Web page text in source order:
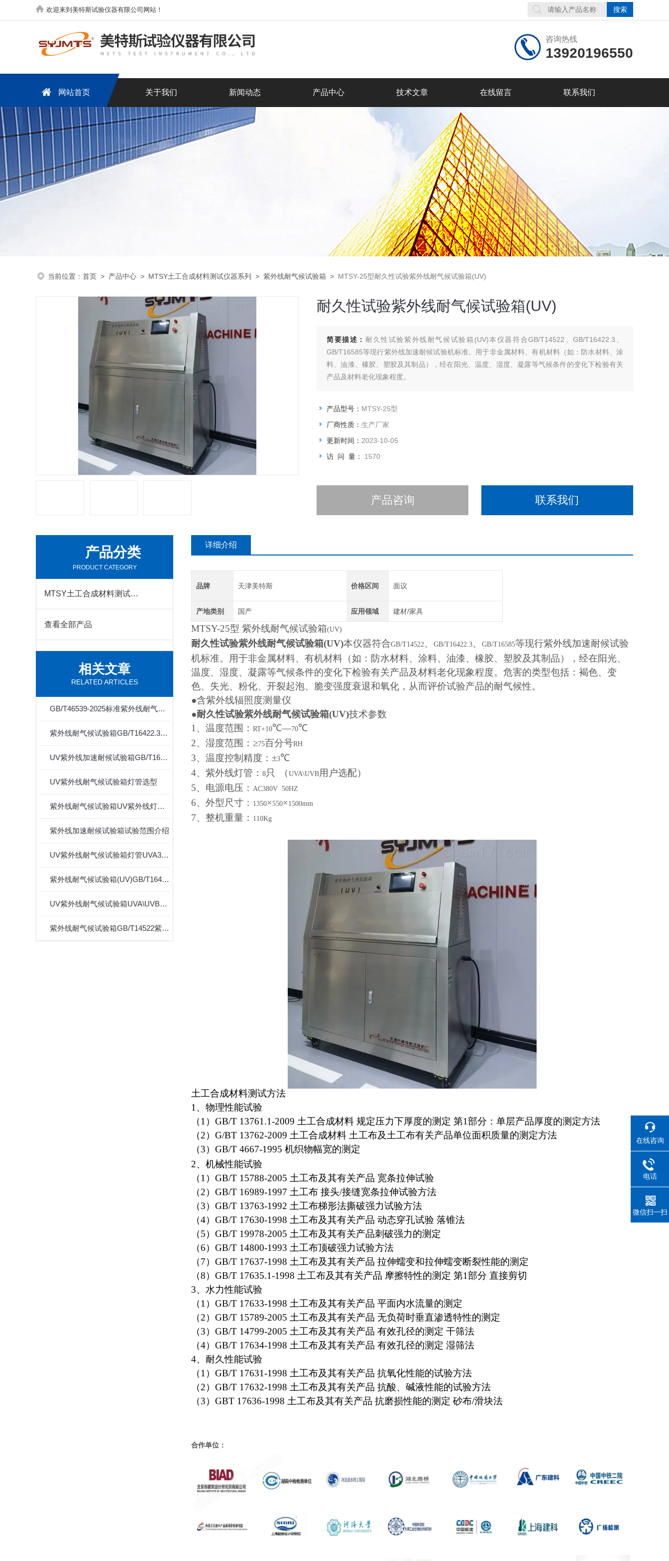
欢迎来到美特斯试验仪器有限公司网站！
咨询热线
13920196550
网站首页 关于我们 新闻动态 产品中心 技术文章 在线留言 联系我们
当前位置： 首页 > 产品中心 > MTSY土工合成材料测试仪器系列 > 紫外线耐气候试验箱 > MTSY-25型耐久性试验紫外线耐气候试验箱(UV)
耐久性试验紫外线耐气候试验箱(UV)
简要描述： 耐久性试验紫外线耐气候试验箱(UV)本仪器符合GB/T14522、GB/T16422.3、
GB/T16585等现行紫外线加速耐候试验机标准。用于非金属材料、有机材料（如：防水材料、涂
料、油漆、橡胶、塑胶及其制品），经在阳光、温度、湿度、凝露等气候条件的变化下检验有关
产品及材料老化现象程度。
产品型号： MTSY-25型
厂商性质： 生产厂家
更新时间： 2023-10-05
访 问 量： 1570
产品咨询 联系我们
产品分类
PRODUCT CATEGORY
MTSY土工合成材料测试仪器系列
查看全部产品
相关文章
RELATED ARTICLES
GB/T46539-2025标准紫外线耐气候试验箱
紫外线耐气候试验箱GB/T16422.3试验范围介绍
UV紫外线加速耐候试验箱GB/T16585试验标准介绍
UV紫外线耐气候试验箱灯管选型
紫外线耐气候试验箱UV紫外线灯管介绍
紫外线加速耐候试验箱试验范围介绍
UV紫外线耐气候试验箱灯管UVA340和UVB可选配
紫外线耐气候试验箱(UV)GB/T16422.3耐久性试验
UV紫外线耐气候试验箱UVA\UVB灯管用户选配
紫外线耐气候试验箱GB/T14522紫外线灯管可选
详细介绍
品牌 天津美特斯 价格区间 面议
产地类别 国产 应用领域 建材/家具
MTSY-25型 紫外线耐气候试验箱(UV)
耐久性试验紫外线耐气候试验箱(UV)本仪器符合GB/T14522、 GB/T16422.3、 GB/T16585等现行紫外线加速耐候试验
机标准。用于非金属材料、有机材料（如：防水材料、涂料、油漆、橡胶、塑胶及其制品），经在阳光、
温度、湿度、凝露等气候条件的变化下检验有关产品及材料老化现象程度。危害的类型包括：褐色、变
色、失光、粉化、开裂起泡、脆变强度衰退和氧化，从而评价试验产品的耐气候性。
●含紫外线辐照度测量仪
●耐久性试验紫外线耐气候试验箱(UV)技术参数
1 、温度范围： RT+10℃—70℃
2、湿度范围：≥75百分号RH
3、温度控制精度：±3℃
4、紫外线灯管： 8 只 （ UVA\UVB用户选配）
5、电源电压： AC380V 50HZ
6、外型尺寸： 1350×550× 1500mm
7、整机重量： 110Kg
土工合成材料测试方法
1、物理性能试验
（1）GB/T 13761.1-2009 土工合成材料 规定压力下厚度的测定 第1部分：单层产品厚度的测定方法
（2）G/BT 13762-2009 土工合成材料 土工布及土工布有关产品单位面积质量的测定方法
（3）GB/T 4667-1995 机织物幅宽的测定
2、机械性能试验
（1）GB/T 15788-2005 土工布及其有关产品 宽条拉伸试验
（2）GB/T 16989-1997 土工布 接头/接缝宽条拉伸试验方法
（3）GB/T 13763-1992 土工布梯形法撕破强力试验方法
（4）GB/T 17630-1998 土工布及其有关产品 动态穿孔试验 落锥法
（5）GB/T 19978-2005 土工布及其有关产品刺破强力的测定
（6）GB/T 14800-1993 土工布顶破强力试验方法
（7）GB/T 17637-1998 土工布及其有关产品 拉伸蠕变和拉伸蠕变断裂性能的测定
（8）GB/T 17635.1-1998 土工布及其有关产品 摩擦特性的测定 第1部分 直接剪切
3、水力性能试验
（1）GB/T 17633-1998 土工布及其有关产品 平面内水流量的测定
（2）GB/T 15789-2005 土工布及其有关产品 无负荷时垂直渗透特性的测定
（3）GB/T 14799-2005 土工布及其有关产品 有效孔径的测定 干筛法
（4）GB/T 17634-1998 土工布及其有关产品 有效孔径的测定 湿筛法
4、耐久性能试验
（1）GB/T 17631-1998 土工布及其有关产品 抗氧化性能的试验方法
（2）GB/T 17632-1998 土工布及其有关产品 抗酸、碱液性能的试验方法
（3）GBT 17636-1998 土工布及其有关产品 抗磨损性能的测定 砂布/滑块法
合作单位：
在线咨询
电话
微信扫一扫